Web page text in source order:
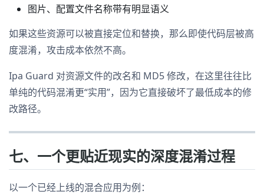
图片、配置文件名称带有明显语义
如果这些资源可以被直接定位和替换，那么即使代码层被高
度混淆，攻击成本依然不高。
Ipa Guard 对资源文件的改名和 MD5 修改，在这里往往比
单纯的代码混淆更“实用”，因为它直接破坏了最低成本的修
改路径。
七、一个更贴近现实的深度混淆过程
以一个已经上线的混合应用为例：